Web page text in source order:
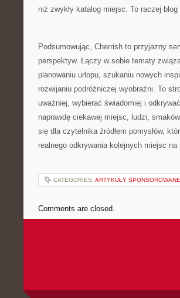
niż zwykły katalog miejsc. To raczej blog
Podsumowując, Cherrish to przyjazny
perspektyw. Łączy w sobie tematy
planowaniu urlopu, szukaniu nowych
rozwijaniu podróżniczej wyobraźni. To
uważniej, wybierać świadomiej i
naprawdę ciekawej miejsc, ludzi,
się dla czytelnika źródłem pomysłów,
realnego odkrywania kolejnych miejsc na
CATEGORIES: ARTYKUŁY SPONSOROWANE
Comments are closed.